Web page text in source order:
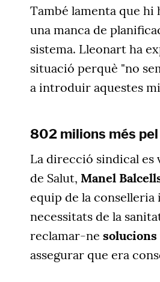
També lamenta que hi
una manca de
sistema. Lleonart ha
situació perquè "no
a introduir aquestes
802 milions més
La direcció sindical es
de Salut, Manel
equip de la conselleria
necessitats de la
reclamar-ne
assegurar que era